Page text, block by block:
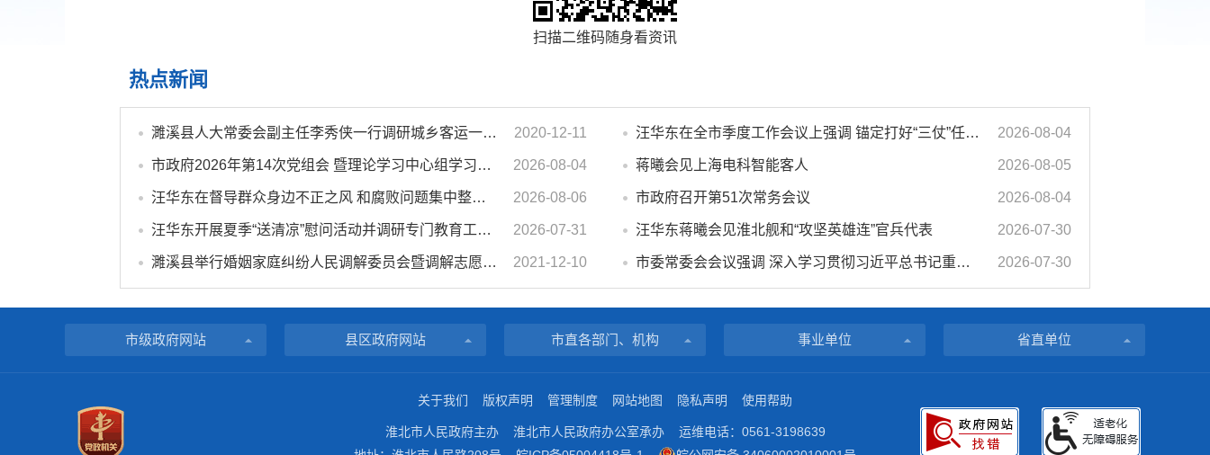
扫描二维码随身看资讯
热点新闻
濉溪县人大常委会副主任李秀侠一行调研城乡客运一体化和治超工作 2020-12-11 汪华东在全市季度工作会议上强调 锚定打好“三仗”任务和年度预期目标不动摇 在全市上下掀起比学赶超争先进位的攻坚热潮 2026-08-04
市政府2026年第14次党组会 暨理论学习中心组学习会议召开 蒋曦主持会议并讲话 2026-08-04 蒋曦会见上海电科智能客人 2026-08-05
汪华东在督导群众身边不正之风 和腐败问题集中整治工作时强调 以更高标准更实举措纵深推进集中整治 不断增强人民群众获得感幸福感安全感 2026-08-06 市政府召开第51次常务会议 2026-08-04
汪华东开展夏季“送清凉”慰问活动并调研专门教育工作 落实落细防暑降温措施 用心用情关爱一线职工 2026-07-31 汪华东蒋曦会见淮北舰和“攻坚英雄连”官兵代表 2026-07-30
濉溪县举行婚姻家庭纠纷人民调解委员会暨调解志愿者服务团成立仪式 2021-12-10 市委常委会会议强调 深入学习贯彻习近平总书记重要讲话指示精神 高质量推进城市更新 不断提升本质安全水平 汪华东主持会议 2026-07-30
市级政府网站 县区政府网站 市直各部门、机构 事业单位 省直单位
关于我们 版权声明 管理制度 网站地图 隐私声明 使用帮助
淮北市人民政府主办 淮北市人民政府办公室承办
运维电话：0561-3198639